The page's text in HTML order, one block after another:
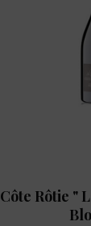
Côte Rôtie "